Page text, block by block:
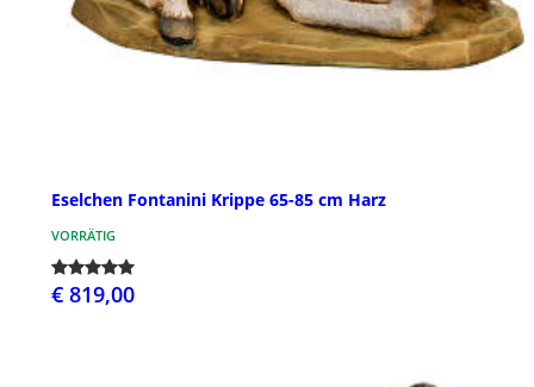
Eselchen Fontanini Krippe 65-85 cm Harz
VORRÄTIG
€ 819,00